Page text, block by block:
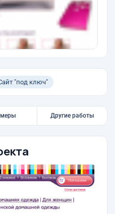
"под ключ"
Другие работы